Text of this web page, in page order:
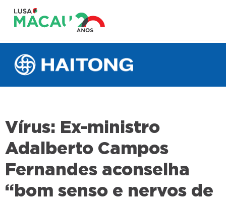
Vírus: Ex-ministro
Adalberto Campos
Fernandes aconselha
“bom senso e nervos de